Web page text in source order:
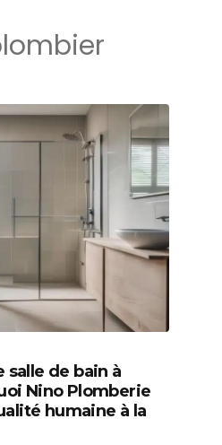
salle de bain à
Nino Plomberie
humaine à la